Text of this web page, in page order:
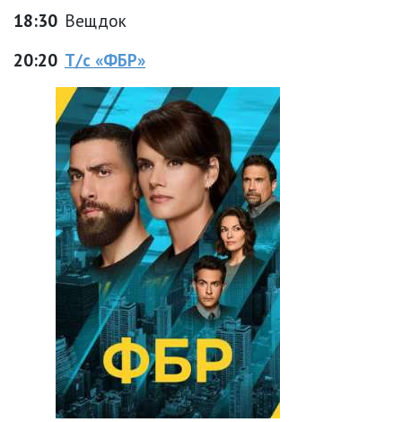
18:30 Вещдок
20:20 Т/с «ФБР»